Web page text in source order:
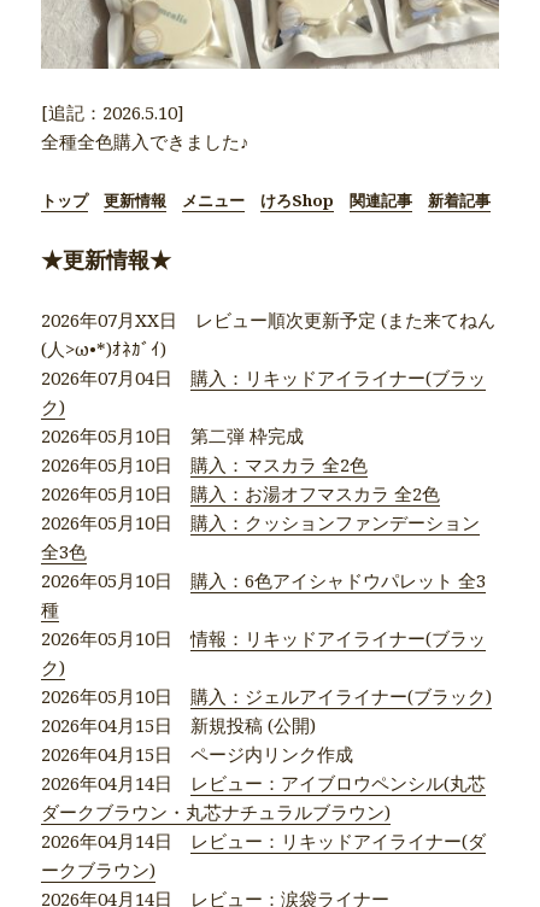
[追記：2026.5.10]
全種全色購入できました♪
トップ 更新情報 メニュー けろShop 関連記事 新着記事
★更新情報★
2026年07月XX日 レビュー順次更新予定 (また来てねん
(人>ω•*)ｵﾈｶﾞｲ)
2026年07月04日購入：リキッドアイライナー(ブラッ
ク)
2026年05月10日 第二弾 枠完成
2026年05月10日購入：マスカラ 全2色
2026年05月10日購入：お湯オフマスカラ 全2色
2026年05月10日購入：クッションファンデーション
全3色
2026年05月10日購入：6色アイシャドウパレット 全3
種
2026年05月10日情報：リキッドアイライナー(ブラッ
ク)
2026年05月10日購入：ジェルアイライナー(ブラック)
2026年04月15日 新規投稿 (公開)
2026年04月15日 ページ内リンク作成
2026年04月14日 レビュー：アイブロウペンシル(丸芯
ダークブラウン・丸芯ナチュラルブラウン)
2026年04月14日 レビュー：リキッドアイライナー(ダ
ークブラウン)
2026年04月14日 レビュー：涙袋ライナー